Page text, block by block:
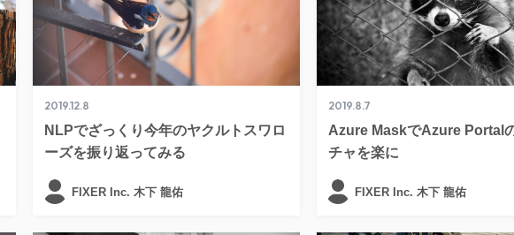
2019.12.8
NLPでざっくり今年のヤクルトスワロ
ーズを振り返ってみる
FIXER Inc. 木下 龍佑
2019.8.7
Azure MaskでAzure Portal
チャを楽に
FIXER Inc. 木下 龍佑